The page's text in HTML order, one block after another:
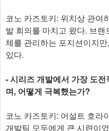
코노 카즈토키: 위치상 관여
발 회의를 마치고 왔다. 브
체를 관리하는 포지션이지
있다.
- 시리즈 개발에서 가장 도
며, 어떻게 극복했는가?
코노 카즈토키: 어설트 호라
개발팀 모두에게 큰 시련이